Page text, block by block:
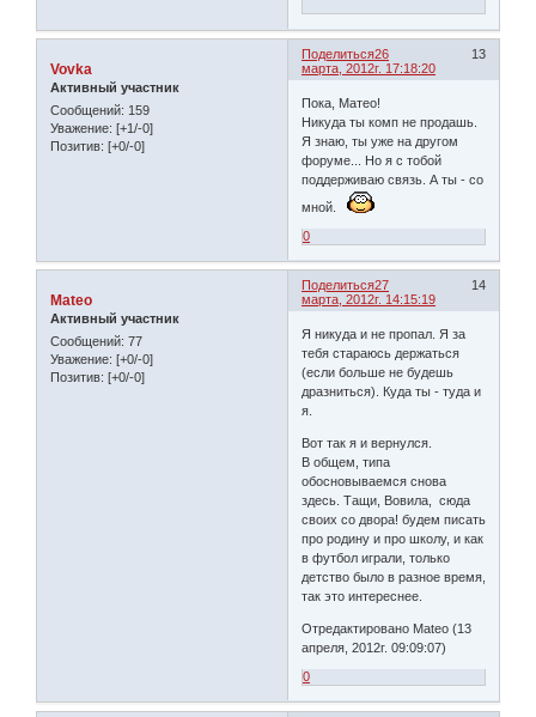
Поделиться 13
26
марта, 2012г. 17:18:20
Vovka
Активный участник
Сообщений: 159
Уважение: [+1/-0]
Позитив: [+0/-0]
Пока, Матео!
Никуда ты комп не продашь.
Я знаю, ты уже на другом
форуме... Но я с тобой
поддерживаю связь. А ты - со
мной.
0
Поделиться 14
27
марта, 2012г. 14:15:19
Mateo
Активный участник
Сообщений: 77
Уважение: [+0/-0]
Позитив: [+0/-0]
Я никуда и не пропал. Я за
тебя стараюсь держаться
(если больше не будешь
дразниться). Куда ты - туда и
я.
Вот так я и вернулся.
В общем, типа
обосновываемся снова
здесь. Тащи, Вовила, сюда
своих со двора! будем писать
про родину и про школу, и как
в футбол играли, только
детство было в разное время,
так это интереснее.
Отредактировано Mateo (13
апреля, 2012г. 09:09:07)
0